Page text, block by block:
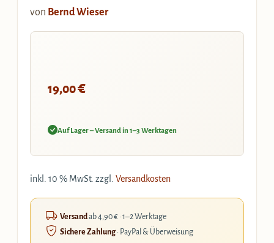
von Bernd Wieser
19,00€
Auf Lager – Versand in 1–3 Werktagen
inkl. 10 % MwSt. zzgl. Versandkosten
Versandab 4,90 € · 1–2 Werktage
Sichere Zahlung· PayPal & Überweisung